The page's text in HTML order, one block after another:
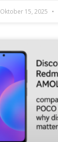
Oktober 15, 2025